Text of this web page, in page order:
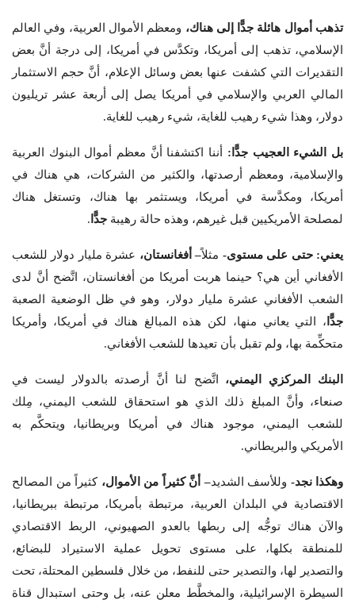
تذهب أموال هائلة جدًّا إلى هناك، ومعظم الأموال العربية، وفي العالم
الإسلامي، تذهب إلى أمريكا، وتكدَّس في أمريكا، إلى درجة أنَّ بعض
التقديرات التي كشفت عنها بعض وسائل الإعلام، أنَّ حجم الاستثمار
المالي العربي والإسلامي في أمريكا يصل إلى أربعة عشر تريليون
دولار، وهذا شيء رهيب للغاية، شيء رهيب للغاية.
بل الشيء العجيب جدًّا: أننا اكتشفنا أنَّ معظم أموال البنوك العربية
والإسلامية، ومعظم أرصدتها، والكثير من الشركات، هي هناك في
أمريكا، ومكدَّسة في أمريكا، ويستثمر بها هناك، وتستغل هناك
لمصلحة الأمريكيين قبل غيرهم، وهذه حالة رهيبة جدًّا .
يعني: حتى على مستوى- مثلاً– أفغانستان، عشرة مليار دولار للشعب
الأفغاني أين هي؟ حينما هربت أمريكا من أفغانستان، اتَّضح أنَّ لدى
الشعب الأفغاني عشرة مليار دولار، وهو في ظل الوضعية الصعبة
جدًّا ، التي يعاني منها، لكن هذه المبالغ هناك في أمريكا، وأمريكا
متحكِّمة بها، ولم تقبل بأن تعيدها للشعب الأفغاني.
البنك المركزي اليمني، اتَّضح لنا أنَّ أرصدته بالدولار ليست في
صنعاء، وأنَّ المبلغ ذلك الذي هو استحقاق للشعب اليمني، مِلك
للشعب اليمني، موجود هناك في أمريكا وبريطانيا، ويتحكَّم به
الأمريكي والبريطاني.
وهكذا نجد- وللأسف الشديد– أنَّ كثيراً من الأموال، كثيراً من المصالح
الاقتصادية في البلدان العربية، مرتبطة بأمريكا، مرتبطة ببريطانيا،
والآن هناك توجُّه إلى ربطها بالعدو الصهيوني، الربط الاقتصادي
للمنطقة بكلها، على مستوى تحويل عملية الاستيراد للبضائع،
والتصدير لها، والتصدير حتى للنفط، من خلال فلسطين المحتلة، تحت
السيطرة الإسرائيلية، والمخطَّط معلن عنه، بل وحتى استبدال قناة